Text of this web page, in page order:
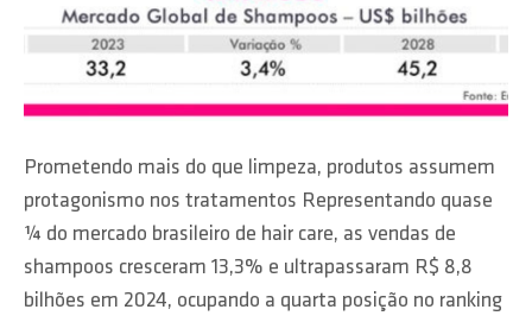
Prometendo mais do que limpeza, produtos assumem
protagonismo nos tratamentos Representando quase
¼ do mercado brasileiro de hair care, as vendas de
shampoos cresceram 13,3% e ultrapassaram R$ 8,8
bilhões em 2024, ocupando a quarta posição no ranking